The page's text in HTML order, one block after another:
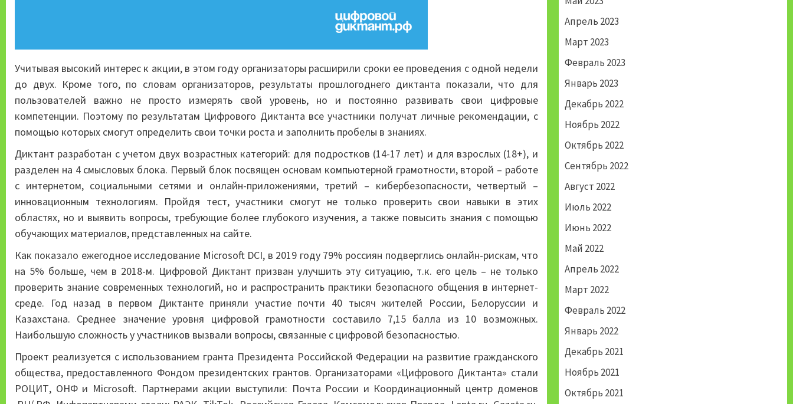
Учитывая высокий интерес к акции, в этом году организаторы расширили сроки ее проведения с одной недели
до двух. Кроме того, по словам организаторов, результаты прошлогоднего диктанта показали, что для
пользователей важно не просто измерять свой уровень, но и постоянно развивать свои цифровые
компетенции. Поэтому по результатам Цифрового Диктанта все участники получат личные рекомендации, с
помощью которых смогут определить свои точки роста и заполнить пробелы в знаниях.
Диктант разработан с учетом двух возрастных категорий: для подростков (14-17 лет) и для взрослых (18+), и
разделен на 4 смысловых блока. Первый блок посвящен основам компьютерной грамотности, второй – работе
с интернетом, социальными сетями и онлайн-приложениями, третий – кибербезопасности, четвертый –
инновационным технологиям. Пройдя тест, участники смогут не только проверить свои навыки в этих
областях, но и выявить вопросы, требующие более глубокого изучения, а также повысить знания с помощью
обучающих материалов, представленных на сайте.
Как показало ежегодное исследование Microsoft DCI, в 2019 году 79% россиян подверглись онлайн-рискам, что
на 5% больше, чем в 2018-м. Цифровой Диктант призван улучшить эту ситуацию, т.к. его цель – не только
проверить знание современных технологий, но и распространить практики безопасного общения в интернет-
среде. Год назад в первом Диктанте приняли участие почти 40 тысяч жителей России, Белоруссии и
Казахстана. Среднее значение уровня цифровой грамотности составило 7,15 балла из 10 возможных.
Наибольшую сложность у участников вызвали вопросы, связанные с цифровой безопасностью.
Проект реализуется с использованием гранта Президента Российской Федерации на развитие гражданского
общества, предоставленного Фондом президентских грантов. Организаторами «Цифрового Диктанта» стали
РОЦИТ, ОНФ и Microsoft. Партнерами акции выступили: Почта России и Координационный центр доменов
Апрель 2023
Март 2023
Февраль 2023
Январь 2023
Декабрь 2022
Ноябрь 2022
Октябрь 2022
Сентябрь 2022
Август 2022
Июль 2022
Июнь 2022
Май 2022
Апрель 2022
Март 2022
Февраль 2022
Январь 2022
Декабрь 2021
Ноябрь 2021
Октябрь 2021